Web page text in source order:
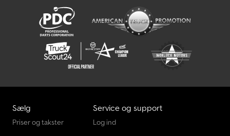
Sælg
Priser og takster
Service og support
Log ind